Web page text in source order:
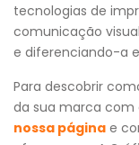
tecnologias de
comunicação
e diferenciando-a
Para descobrir
da sua marca com
nossa página e